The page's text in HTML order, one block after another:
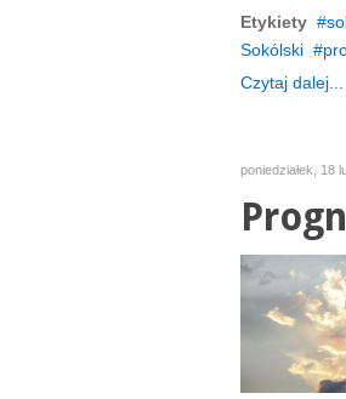
Etykiety
Sokólski
Czytaj dalej...
poniedziałek, 18